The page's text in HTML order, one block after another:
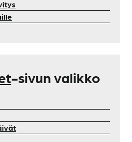
-sivun valikko